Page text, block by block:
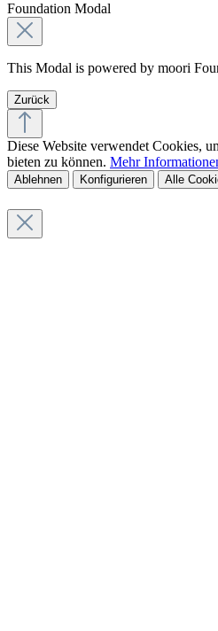
Foundation Modal
This Modal is powered by moori
Zurück
Diese Website verwendet Cookies,
bieten zu können. Mehr
Ablehnen Konfigurieren Alle